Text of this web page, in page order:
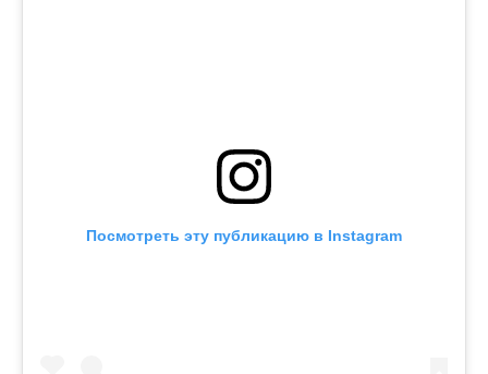
Посмотреть эту публикацию в Instagram